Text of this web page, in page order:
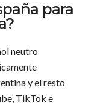
para
neutro
y el resto
TikTok e